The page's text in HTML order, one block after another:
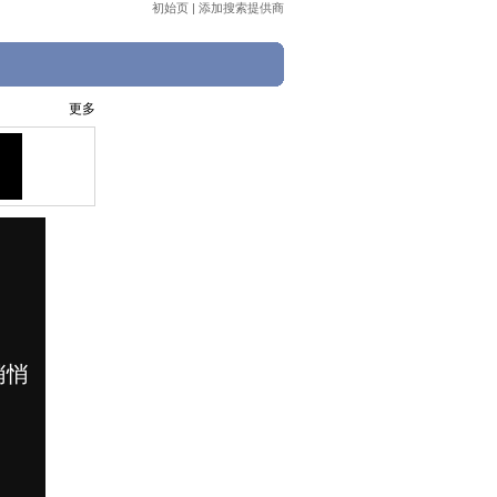
初始页 | 添加搜索提供商
更多